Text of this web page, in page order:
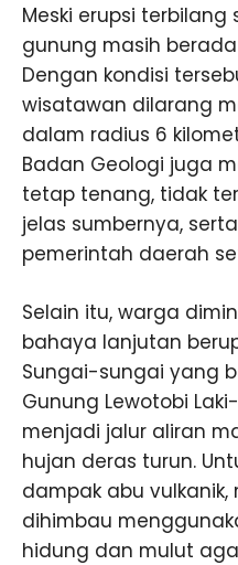
Meski erupsi terbilang
gunung masih
Dengan kondisi
wisatawan dilarang
dalam radius 6
Badan Geologi juga
tetap tenang, tidak
jelas sumbernya,
pemerintah daerah
Selain itu, warga
bahaya lanjutan
Sungai-sungai yang
Gunung Lewotobi
menjadi jalur aliran
hujan deras turun.
dampak abu
dihimbau
hidung dan mulut